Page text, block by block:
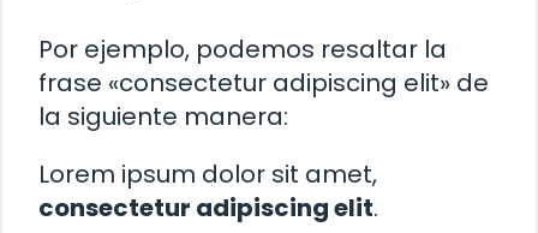
Por ejemplo, podemos resaltar la
frase «consectetur adipiscing elit» de
la siguiente manera:
Lorem ipsum dolor sit amet,
consectetur adipiscing elit.